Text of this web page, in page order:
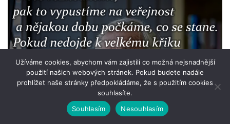
Užíváme cookies, abychom vám zajistili co možná nejsnadnější
použití našich webových stránek. Pokud budete nadále
prohlížet naše stránky předpokládáme, že s použitím cookies
souhlasíte.
Souhlasím
Nesouhlasím